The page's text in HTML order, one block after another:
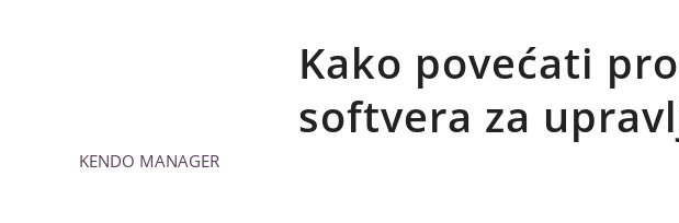
Kako povećati
softvera za
KENDO MANAGER